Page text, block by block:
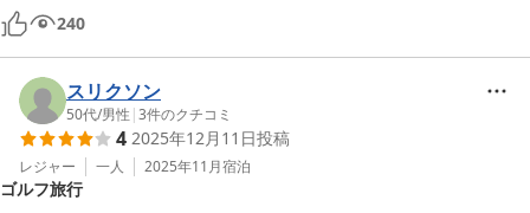
240
スリクソン
50代/男性 |3件のクチコミ
4 2025年12月11日投稿
レジャー 一人 2025年11月宿泊
ゴルフ旅行